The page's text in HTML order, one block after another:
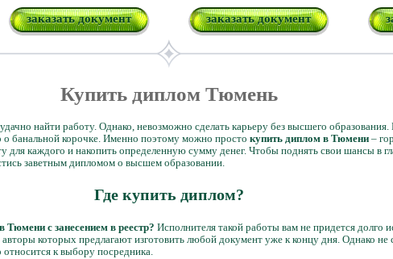
заказать документ заказать документ
Купить диплом Тюмень
найти работу. Однако, невозможно сделать карьеру без высшего
о банальной корочке. Именно поэтому можно просто купить диплом в Тюмени –
для каждого и накопить определенную сумму денег. Чтобы поднять свои шансы в
заветным дипломом о высшем образовании.
Где купить диплом?
Тюмени с занесением в реестр? Исполнителя такой работы вам не придется долго
которых предлагают изготовить любой документ уже к концу дня. Однако не
к выбору посредника.